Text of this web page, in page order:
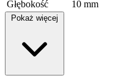
Głębokość
10 mm
Pokaż więcej